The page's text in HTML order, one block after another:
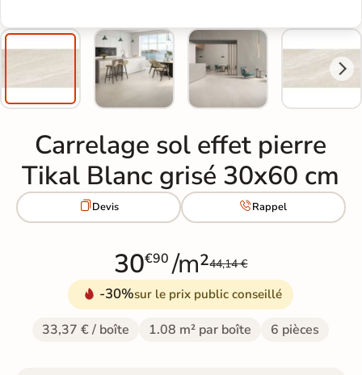
Carrelage sol effet pierre
Tikal Blanc grisé 30x60 cm
Devis Rappel
30€90 /m²44,14 €
-30%sur le prix public conseillé
33,37 € / boîte 1.08 m² par boîte 6 pièces